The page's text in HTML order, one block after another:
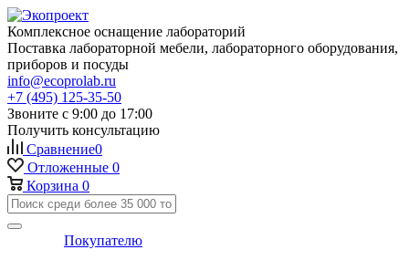
Комплексное оснащение лабораторий
Поставка лабораторной мебели, лабораторного оборудования,
приборов и посуды
info@ecoprolab.ru
+7 (495) 125-35-50
Звоните с 9:00 до 17:00
Получить консультацию
Сравнение0
Отложенные 0
Корзина 0
Покупателю